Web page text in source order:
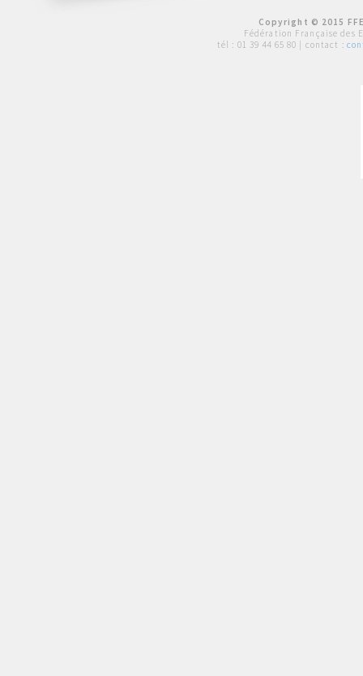
Copyright © 2015
Fédération Française des
tél : 01 39 44 65 80 | contact :